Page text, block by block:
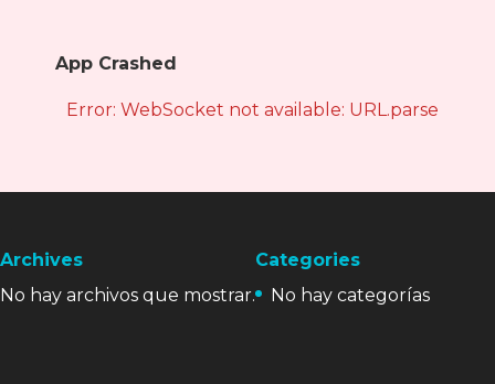
App Crashed
Error: WebSocket not available: URL.parse is
Archives
No hay archivos que mostrar.
Categories
No hay categorías